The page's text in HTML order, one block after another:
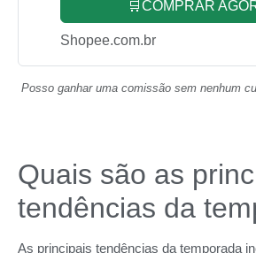
🛒COMPRAR
Shopee.com.br
Posso ganhar uma comissão sem nenhum
Quais são as
tendências da
As principais tendências da temporada